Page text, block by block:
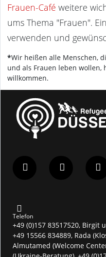
Frauen-Café weitere
ums Thema "Frauen".
verwenden und
*Wir heißen alle Menschen,
und als Frauen leben wollen,
willkommen.
Telefon
+49 (0)157 83517520, Birgit
+49 15566 834889, Rada
Almutamed (Welcome